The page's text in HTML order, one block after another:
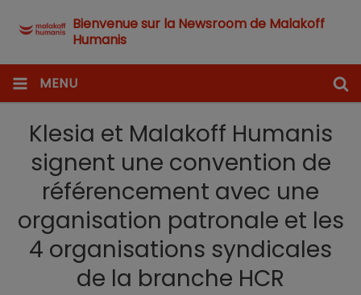
Bienvenue sur la Newsroom de Malakoff
Humanis
MENU
Klesia et Malakoff Humanis
signent une convention de
référencement avec une
organisation patronale et les
4 organisations syndicales
de la branche HCR